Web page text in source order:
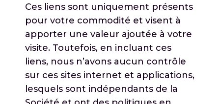
Ces liens sont uniquement présents
pour votre commodité et visent à
apporter une valeur ajoutée à votre
visite. Toutefois, en incluant ces
liens, nous n’avons aucun contrôle
sur ces sites internet et applications,
lesquels sont indépendants de la